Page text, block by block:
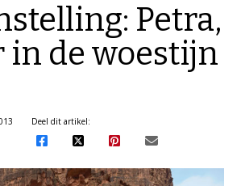
Petra,
in de woestijn
Deel dit artikel: